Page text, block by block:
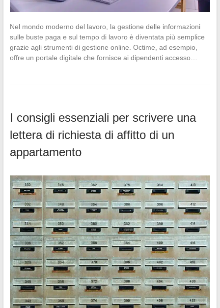
Nel mondo moderno del lavoro, la gestione delle informazioni
sulle buste paga e sul tempo di lavoro è diventata più semplice
grazie agli strumenti di gestione online. Octime, ad esempio,
offre un portale digitale che fornisce ai dipendenti accesso…
I consigli essenziali per scrivere una
lettera di richiesta di affitto di un
appartamento